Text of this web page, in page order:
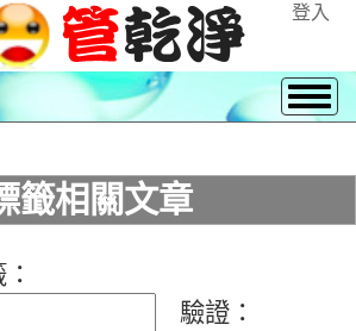
登入
籤相關文章
驗證：